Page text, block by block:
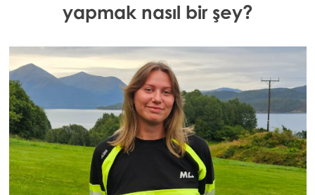
yapmak nasıl bir şey?